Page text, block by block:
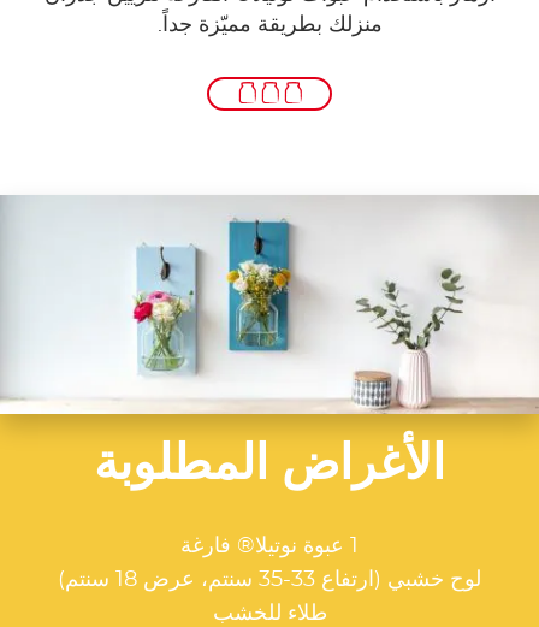
منزلك بطريقة مميّزة جداً.
الأغراض المطلوبة
لوح خشبي (ارتفاع 33-35 سنتم، عرض 18 سنتم)
طلاء للخشب